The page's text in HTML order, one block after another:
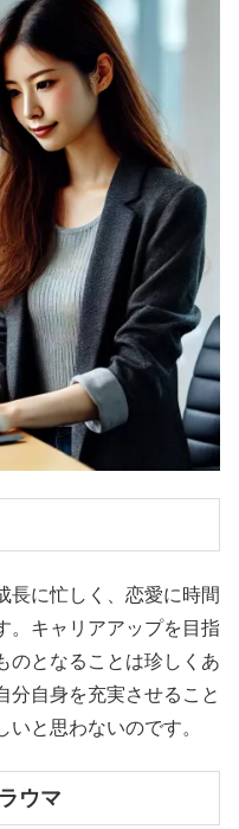
長に忙しく、恋愛に時間
。キャリアアップを目指
のとなることは珍しくあ
分自身を充実させること
と思わないのです。
ウマ